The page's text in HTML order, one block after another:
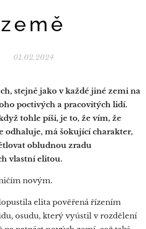
země
01.02.2024
stejně jako v každé jiné zemi na
poctivých a pracovitých lidí.
tohle píši, je to, že vím, že
odhaluje, má šokující charakter,
obludnou zradu
vlastní elitou.
novým.
elita pověřená řízením
osudu, který vyústil v rozdělení